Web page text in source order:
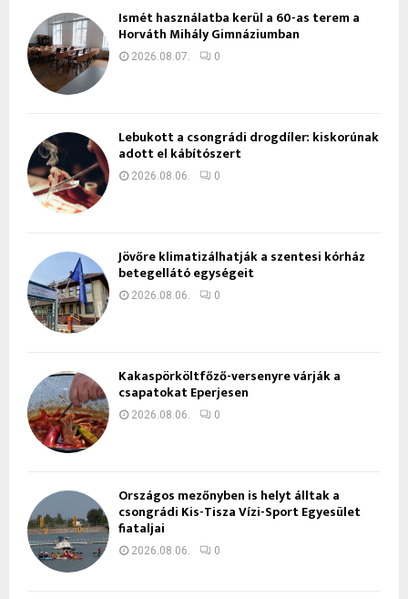
Ismét használatba kerül a 60-as terem a
Horváth Mihály Gimnáziumban
2026.08.07. 0
Lebukott a csongrádi drogdíler: kiskorúnak
adott el kábítószert
2026.08.06. 0
Jövőre klimatizálhatják a szentesi kórház
betegellátó egységeit
2026.08.06. 0
Kakaspörköltfőző-versenyre várják a
csapatokat Eperjesen
2026.08.06. 0
Országos mezőnyben is helyt álltak a
csongrádi Kis-Tisza Vízi-Sport Egyesület
fiataljai
2026.08.06. 0